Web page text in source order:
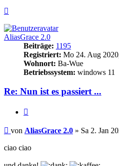
AliasGrace 2.0
Beiträge: 1195
Registriert: Mo 24. Aug
Wohnort: Ba-Wue
Betriebssystem: windows 11
Re: Nun ist es passiert ...
Beitrag
von AliasGrace 2.0 » Sa 2. Jan
ciao ciao